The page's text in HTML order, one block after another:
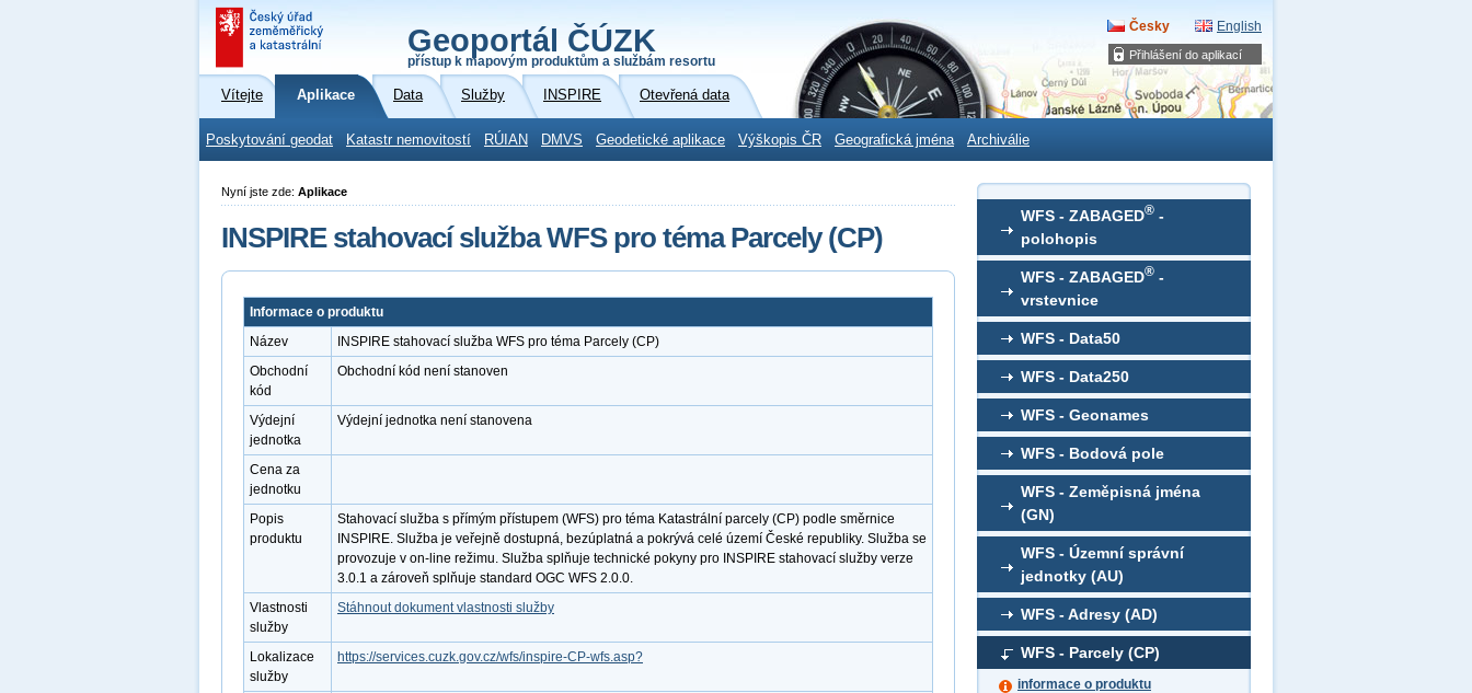
Přihlášení do aplikací
Geoportál ČÚZK
přístup k mapovým produktům a službám resortu
Česky English
Vítejte Aplikace Data Služby INSPIRE Otevřená data
Poskytování geodat Katastr nemovitostí RÚIAN DMVS Geodetické aplikace Výškopis ČR Geografická jména Archiválie
WFS - ZABAGED® -
polohopis
WFS - ZABAGED® -
vrstevnice
WFS - Data50
WFS - Data250
WFS - Geonames
WFS - Bodová pole
WFS - Zeměpisná jména
(GN)
WFS - Územní správní
jednotky (AU)
WFS - Adresy (AD)
WFS - Parcely (CP)
informace o produktu
Nyní jste zde: Aplikace
INSPIRE stahovací služba WFS pro téma Parcely (CP)
Informace o produktu
Název
INSPIRE stahovací služba WFS pro téma Parcely (CP)
Obchodní
kód
Obchodní kód není stanoven
Výdejní
jednotka
Výdejní jednotka není stanovena
Cena za
jednotku
Popis
produktu
Stahovací služba s přímým přístupem (WFS) pro téma Katastrální parcely (CP) podle směrnice
INSPIRE. Služba je veřejně dostupná, bezúplatná a pokrývá celé území České republiky. Služba se
provozuje v on-line režimu. Služba splňuje technické pokyny pro INSPIRE stahovací služby verze
3.0.1 a zároveň splňuje standard OGC WFS 2.0.0.
Vlastnosti
služby
Stáhnout dokument vlastnosti služby
Lokalizace
služby
https://services.cuzk.gov.cz/wfs/inspire-CP-wfs.asp?